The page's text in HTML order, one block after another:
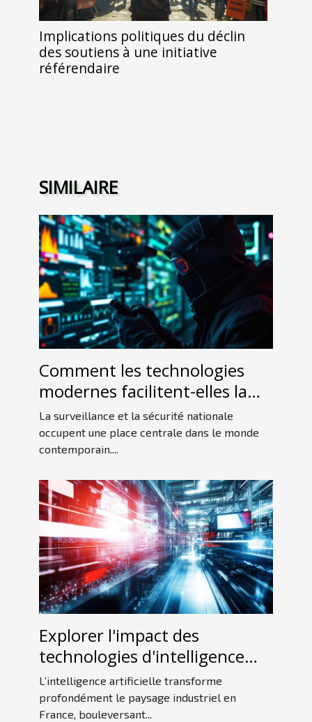
Implications politiques du déclin
des soutiens à une initiative
référendaire
SIMILAIRE
Comment les technologies
modernes facilitent-elles la
détection d'espions ?
La surveillance et la sécurité nationale
occupent une place centrale dans le monde
contemporain....
Explorer l'impact des
technologies d'intelligence
artificielle sur l'industrie
française
L’intelligence artificielle transforme
profondément le paysage industriel en
France, bouleversant...